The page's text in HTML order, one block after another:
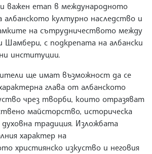
важен етап в международното
албанското културно наследство и
на сътрудничеството между
Шамбери, с подкрепата на албански
институции.
ще имат възможност да се
глава от албанското
чрез творби, които отразяват
майсторство, историческа
традиция. Изложбата
характер на
християнско изкуство и неговия